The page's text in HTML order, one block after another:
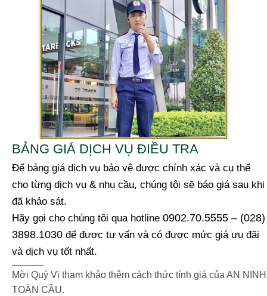
BẢNG GIÁ DỊCH VỤ ĐIỀU TRA
Để bảng giá dịch vụ bảo vệ được chính xác và cụ thể
cho từng dịch vụ & nhu cầu, chúng tôi sẽ báo giá sau khi
đã khảo sát.
Hãy gọi cho chúng tôi qua hotline 0902.70.5555 – (028)
3898.1030 để được tư vấn và có được mức giá ưu đãi
và dịch vụ tốt nhất.
Mời Quý Vị tham khảo thêm cách thức tính giá của AN NINH
TOÀN CẦU.